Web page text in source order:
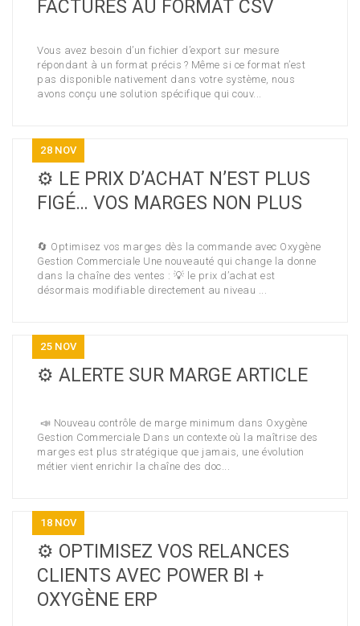
FACTURES AU FORMAT CSV
Vous avez besoin d’un fichier d’export sur mesure
répondant à un format précis ? Même si ce format n’est
pas disponible nativement dans votre système, nous
avons conçu une solution spécifique qui couv...
28 NOV
⚙️ LE PRIX D’ACHAT N’EST PLUS
FIGÉ… VOS MARGES NON PLUS
🔄 Optimisez vos marges dès la commande avec Oxygène
Gestion Commerciale Une nouveauté qui change la donne
dans la chaîne des ventes : 💡 le prix d’achat est
désormais modifiable directement au niveau ...
25 NOV
⚙️ ALERTE SUR MARGE ARTICLE
📣 Nouveau contrôle de marge minimum dans Oxygène
Gestion Commerciale Dans un contexte où la maîtrise des
marges est plus stratégique que jamais, une évolution
métier vient enrichir la chaîne des doc...
18 NOV
⚙️ OPTIMISEZ VOS RELANCES
CLIENTS AVEC POWER BI +
OXYGÈNE ERP